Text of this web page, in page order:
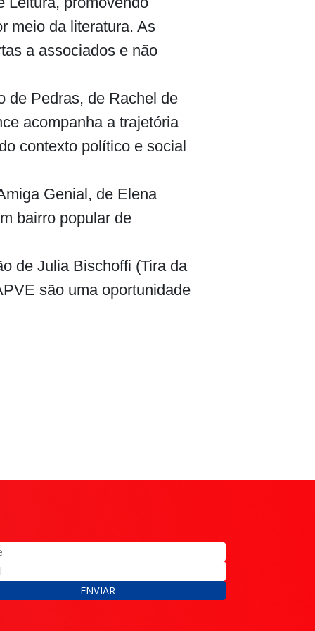
meio da literatura. As
a associados e não
de Pedras, de Rachel de
acompanha a trajetória
contexto político e social
Genial, de Elena
bairro popular de
de Julia Bischoffi (Tira da
são uma oportunidade
ENVIAR